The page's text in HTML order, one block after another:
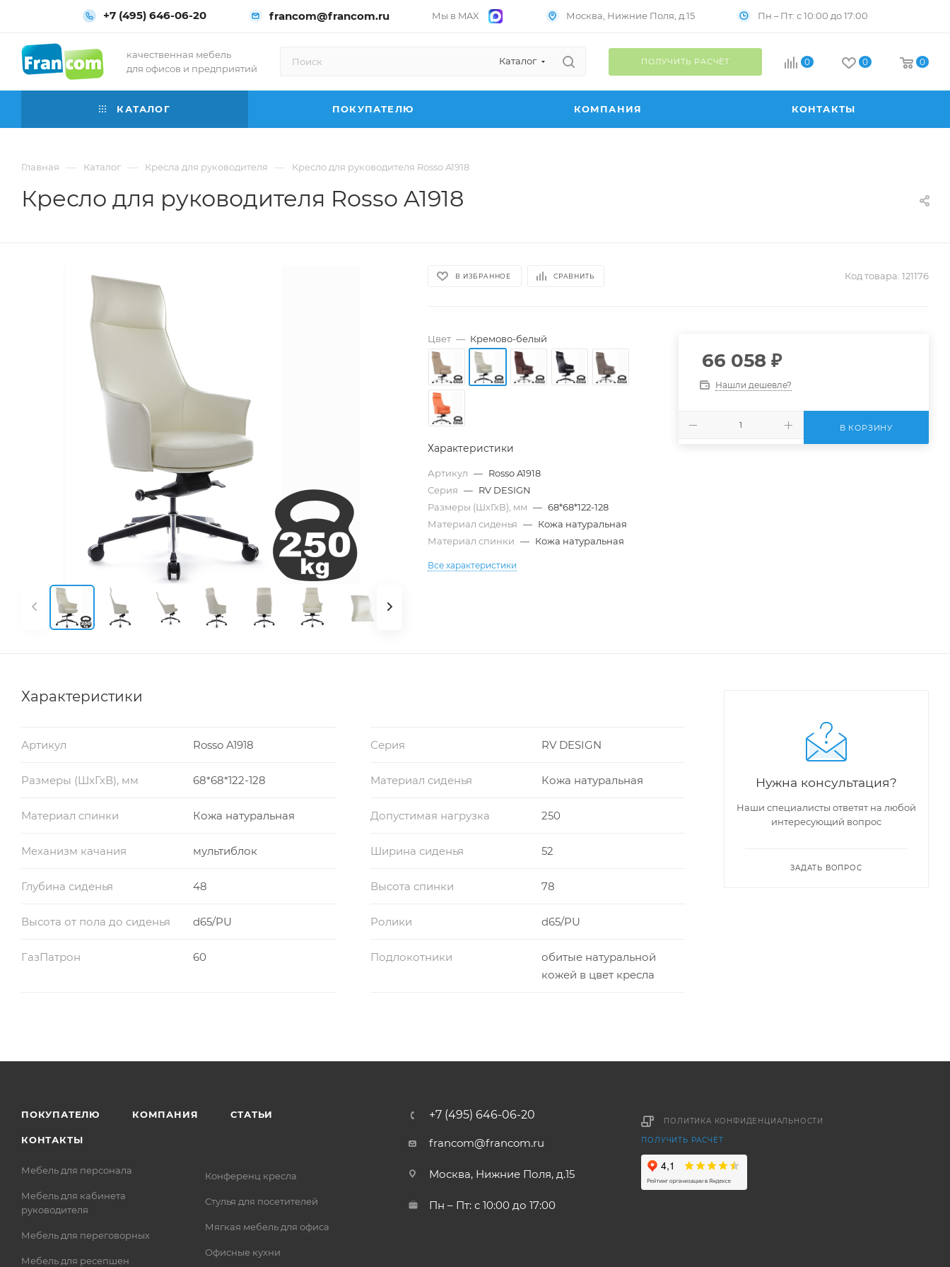
+7 (495) 646-06-20 francom@francom.ru Мы в MAX Москва, Нижние Поля, д.15 Пн – Пт: с 10:00 до 17:00
качественная мебель
для офисов и предприятий
Каталог ПОЛУЧИТЬ РАСЧЁТ 0 0 0
КАТАЛОГ ПОКУПАТЕЛЮ КОМПАНИЯ КОНТАКТЫ
Главная — Каталог — Кресла для руководителя — Кресло для руководителя Rosso A1918
Кресло для руководителя Rosso A1918
В ИЗБРАННОЕ СРАВНИТЬ Код товара: 121176
Цвет — Кремово-белый
Характеристики
Артикул — Rosso A1918
Серия — RV DESIGN
Размеры (ШхГхВ), мм — 68*68*122-128
Материал сиденья — Кожа натуральная
Материал спинки — Кожа натуральная
Все характеристики
66 058₽
Нашли дешевле?
В КОРЗИНУ
Характеристики
Артикул Rosso A1918 Серия RV DESIGN
Размеры (ШхГхВ), мм 68*68*122-128 Материал сиденья Кожа натуральная
Материал спинки Кожа натуральная Допустимая нагрузка 250
Механизм качания мультиблок Ширина сиденья 52
Глубина сиденья 48 Высота спинки 78
Высота от пола до сиденья d65/PU Ролики d65/PU
ГазПатрон 60 Подлокотники
обитые натуральной
кожей в цвет кресла
Нужна консультация?
Наши специалисты ответят на любой
интересующий вопрос
ЗАДАТЬ ВОПРОС
ПОКУПАТЕЛЮ КОМПАНИЯ СТАТЬИ
КОНТАКТЫ
Мебель для персонала
Мебель для кабинета
руководителя
Мебель для переговорных
Мебель для ресепшен
Конференц кресла
Стулья для посетителей
Мягкая мебель для офиса
Офисные кухни
+7 (495) 646-06-20
francom@francom.ru
Москва, Нижние Поля, д.15
Пн – Пт: с 10:00 до 17:00
ПОЛИТИКА КОНФИДЕНЦИАЛЬНОСТИ
ПОЛУЧИТЬ РАСЧЁТ